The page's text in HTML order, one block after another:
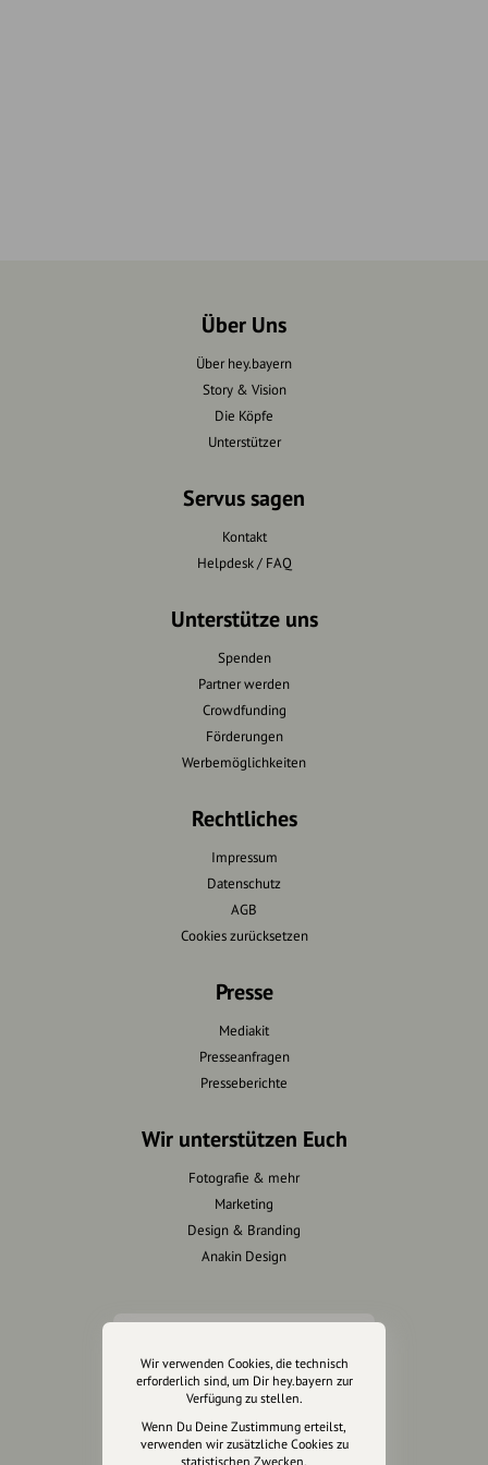
Über Uns
Über hey.bayern
Story & Vision
Die Köpfe
Unterstützer
Servus sagen
Kontakt
Helpdesk / FAQ
Unterstütze uns
Spenden
Partner werden
Crowdfunding
Förderungen
Werbemöglichkeiten
Rechtliches
Impressum
Datenschutz
AGB
Cookies zurücksetzen
Presse
Mediakit
Presseanfragen
Presseberichte
Wir unterstützen Euch
Fotografie & mehr
Marketing
Design & Branding
Anakin Design
unsere Plattform
hey.bayern ist ein Projekt von
uns für unsere Region und
Wir verwenden Cookies, die technisch
erforderlich sind, um Dir hey.bayern zur
Verfügung zu stellen.
Wenn Du Deine Zustimmung erteilst,
verwenden wir zusätzliche Cookies zu
statistischen Zwecken.